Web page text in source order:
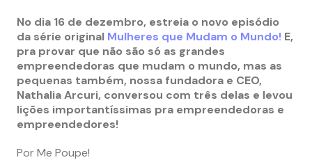
No dia 16 de dezembro, estreia o novo episódio
da série original Mulheres que Mudam o Mundo! E,
pra provar que não são só as grandes
empreendedoras que mudam o mundo, mas as
pequenas também, nossa fundadora e CEO,
Nathalia Arcuri, conversou com três delas e levou
lições importantíssimas pra empreendedoras e
empreendedores!
Por Me Poupe!